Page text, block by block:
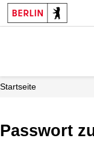
Startseite
Passwort